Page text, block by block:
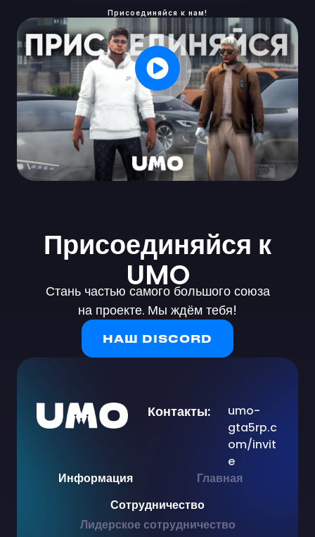
Присоединяйся к нам!
Присоединяйся к
UMO
Стань частью самого большого союза
на проекте. Мы ждём тебя!
НАШ DISCORD
Контакты:
umo-
gta5rp.c
om/invit
e
Информация
Главная
Сотрудничество
Лидерское сотрудничество